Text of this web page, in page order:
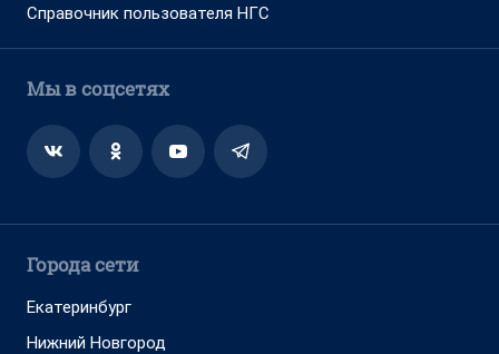
Справочник пользователя НГС
Мы в соцсетях
Города сети
Екатеринбург
Нижний Новгород